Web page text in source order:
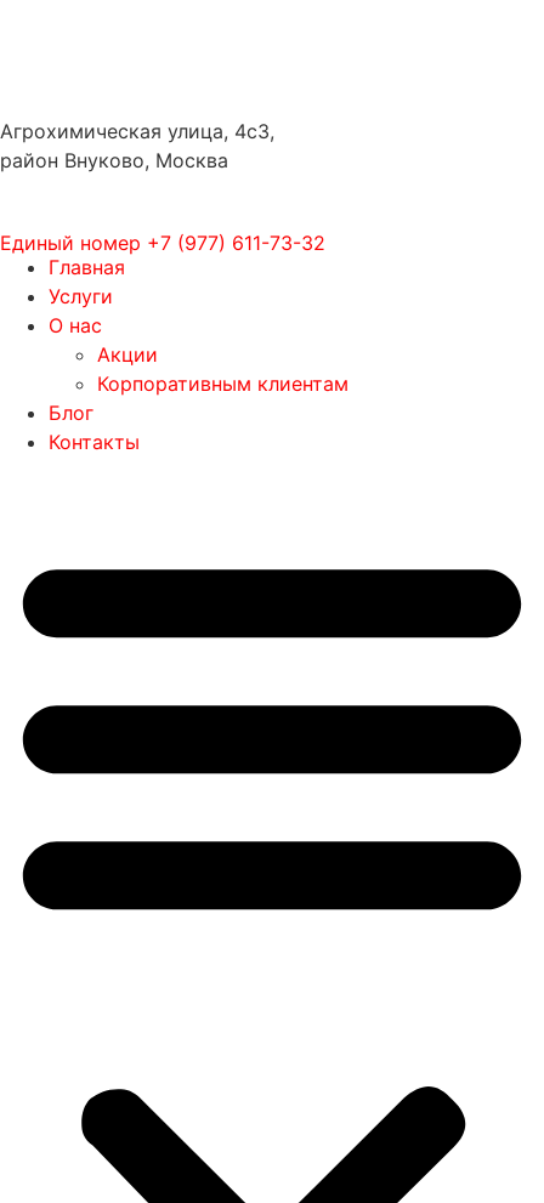
Агрохимическая улица, 4с3,
район Внуково, Москва
Единый номер +7 (977) 611-73-32
Главная
Услуги
О нас
Акции
Корпоративным клиентам
Блог
Контакты